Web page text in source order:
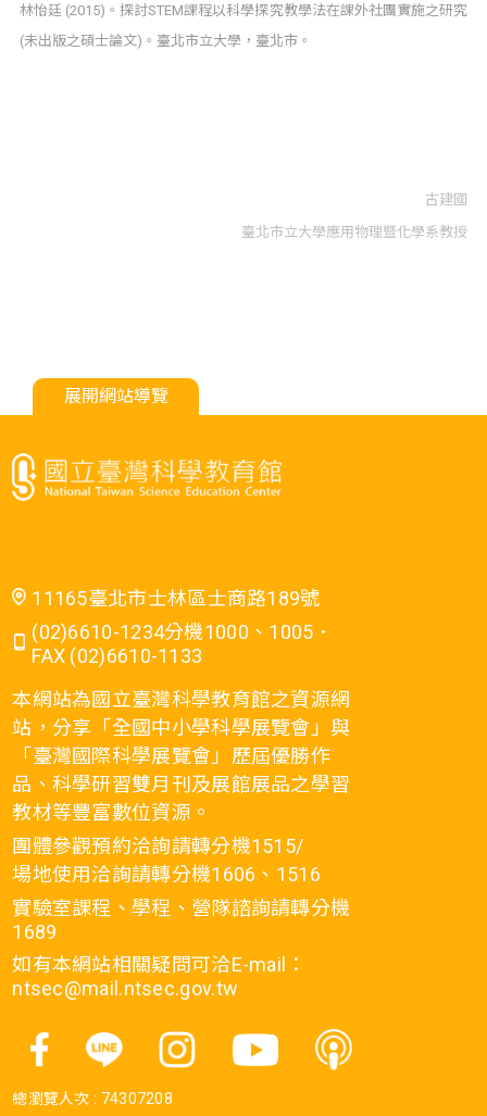
林怡廷 (2015)。探討STEM課程以科學探究教學法在課外社團實施之研究
(未出版之碩士論文)。臺北市立大學，臺北市。
古建國
臺北市立大學應用物理暨化學系教授
展開網站導覽
11165臺北市士林區士商路189號
(02)6610-1234分機1000、1005．
FAX (02)6610-1133
本網站為國立臺灣科學教育館之資源網
站，分享「全國中小學科學展覽會」與
「臺灣國際科學展覽會」歷屆優勝作
品、科學研習雙月刊及展館展品之學習
教材等豐富數位資源。
團體參觀預約洽詢請轉分機1515/
場地使用洽詢請轉分機1606、1516
實驗室課程、學程、營隊諮詢請轉分機
1689
如有本網站相關疑問可洽E-mail：
ntsec@mail.ntsec.gov.tw
總瀏覽人次 : 74307208